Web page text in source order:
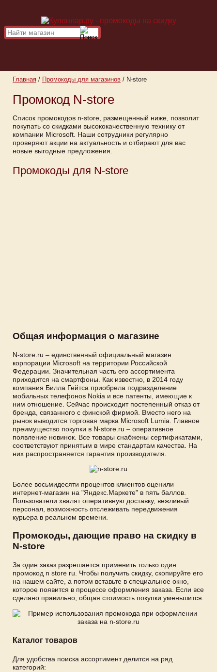
Главная / Промокоды для магазинов / N-store
Промокод N-store
Список промокодов n-store, размещенный ниже, позволит
покупать со скидками высококачественную технику от
компании Microsoft. Наши сотрудники регулярно
проверяют акции на актуальность и отбирают для вас
новые выгодные предложения.
Промокоды для N-store
Общая информация о магазине
N-store.ru – единственный официальный магазин
корпорации Microsoft на территории Российской
Федерации. Значительная часть его ассортимента
приходится на смартфоны. Как известно, в 2014 году
компания Билла Гейтса приобрела подразделение
мобильных телефонов Nokia и все патенты, имеющие к
ним отношение. Сейчас происходит постепенный отказ от
бренда, связанного с финской фирмой. Вместо него на
рынок выводится торговая марка Microsoft Lumia. Главное
преимущество покупки в N-store.ru – оперативное
появление новинок. Все товары снабжены сертификатами,
соответствуют принятым в мире стандартам качества. На
них распространяется гарантия производителя.
Более восьмидесяти процентов клиентов оценили
интернет-магазин на "Яндекс.Маркете" в пять баллов.
Пользователи хвалят оперативную доставку, вежливый
персонал, возможность отслеживать передвижения
курьера в реальном времени.
Промокоды, дающие право на скидку в
N-store
За один заказ разрешается применить только один
промокод n store ru. Чтобы получить скидку, скопируйте его
на нашем сайте, а потом вставьте в специальное окно,
которое появится в процессе оформления заказа. Если все
сделано правильно, общая стоимость покупки уменьшится.
Каталог товаров
Для удобства поиска ассортимент делится на ряд
категорий: